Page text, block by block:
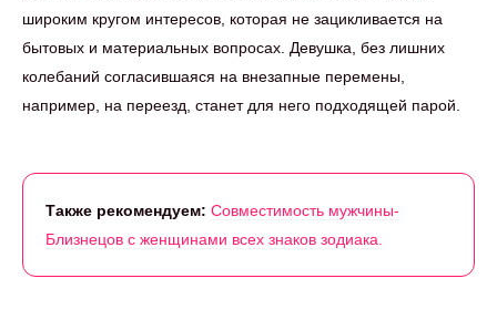
широким кругом интересов, которая не зацикливается на
бытовых и материальных вопросах. Девушка, без лишних
колебаний согласившаяся на внезапные перемены,
например, на переезд, станет для него подходящей парой.
Также рекомендуем: Совместимость мужчины-
Близнецов с женщинами всех знаков зодиака.